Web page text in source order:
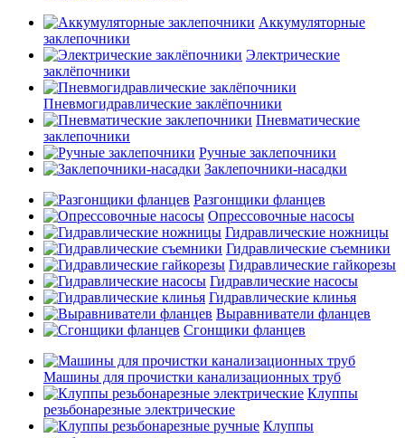
Аккумуляторные
заклепочники
Электрические
заклёпочники
Пневмогидравлические заклёпочники
Пневматические
заклепочники
Ручные заклепочники
Заклепочники-насадки
Разгонщики фланцев
Опрессовочные насосы
Гидравлические ножницы
Гидравлические съемники
Гидравлические гайкорезы
Гидравлические насосы
Гидравлические клинья
Выравниватели фланцев
Сгонщики фланцев
Машины для прочистки канализационных труб
Клуппы
резьбонарезные электрические
Клуппы